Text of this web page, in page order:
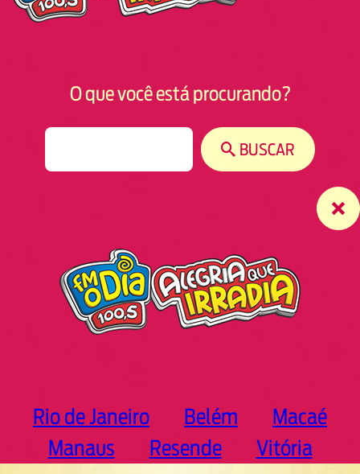
O que você está procurando?
BUSCAR
Rio de Janeiro Belém
Macaé
Manaus
Resende Vitória